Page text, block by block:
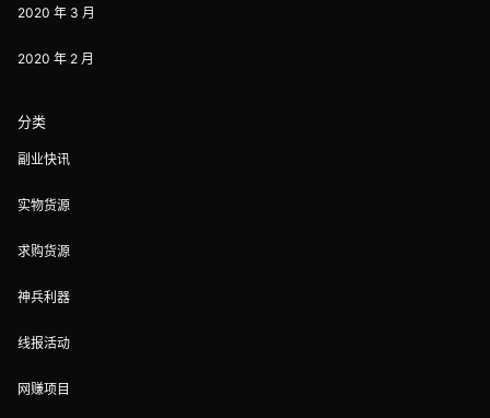
2020 年 3 月
2020 年 2 月
分类
副业快讯
实物货源
求购货源
神兵利器
线报活动
网赚项目